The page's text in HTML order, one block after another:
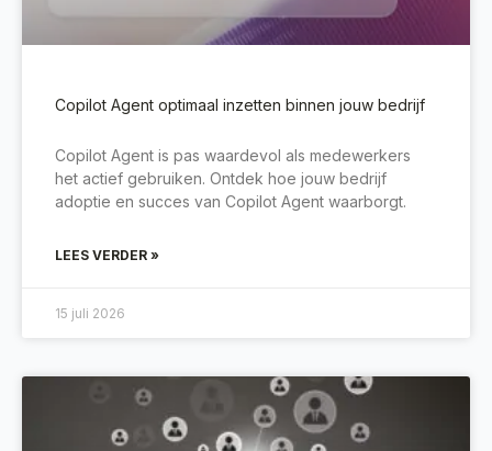
Copilot Agent optimaal inzetten binnen jouw bedrijf
Copilot Agent is pas waardevol als medewerkers
het actief gebruiken. Ontdek hoe jouw bedrijf
adoptie en succes van Copilot Agent waarborgt.
LEES VERDER »
15 juli 2026